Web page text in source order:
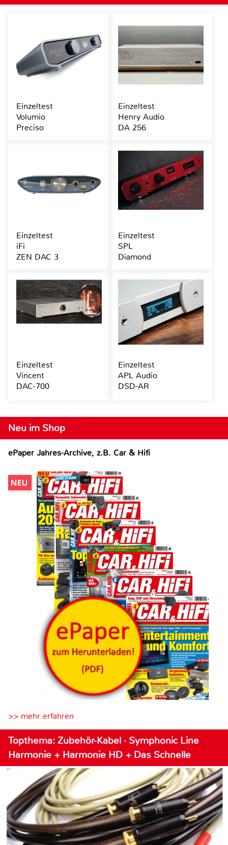
Neu im Shop
ePaper Jahres-Archive, z.B. Car & Hifi
>> mehr erfahren
Topthema: Zubehör-Kabel · Symphonic Line
Harmonie + Harmonie HD + Das Schnelle
Einzeltest
Volumio
Preciso
Einzeltest
Henry Audio
DA 256
Einzeltest
iFi
ZEN DAC 3
Einzeltest
SPL
Diamond
Einzeltest
Vincent
DAC-700
Einzeltest
APL Audio
DSD-AR